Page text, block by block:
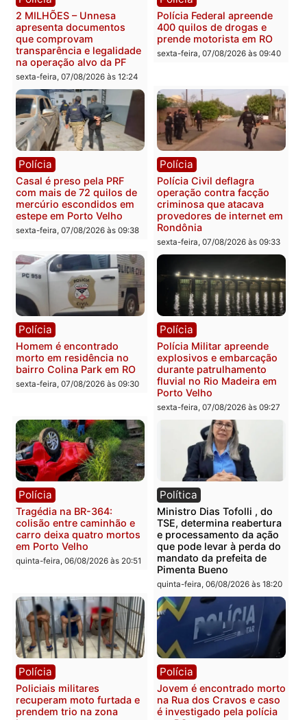
228 projetos, metas
públicas e
acompanhamento de
resultados
sexta-feira, 07/08/2026 às 18:49
primeiro pastor de
Rondônia na Câmara
Federal
sexta-feira, 07/08/2026 às
Polícia
2 MILHÕES – Unnesa
apresenta documentos
que comprovam
transparência e legalidade
na operação alvo da PF
Polícia
Polícia Federal apreende
400 quilos de drogas e
prende motorista em RO
sexta-feira, 07/08/2026 às
Polícia
Casal é preso pela PRF
com mais de 72 quilos de
mercúrio escondidos em
Polícia
Polícia Civil deflagra
operação contra facção
criminosa que atacava
provedores de internet
Rondônia
sexta-feira, 07/08/2026 às
Polícia
Homem é encontrado
morto em residência no
bairro Colina Park em RO
Polícia
Polícia Militar apreende
explosivos e
durante patrulhamento
fluvial no Rio Madeira em
Porto Velho
sexta-feira, 07/08/2026 às
Polícia Política